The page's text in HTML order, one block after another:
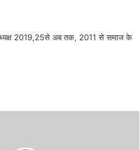
2019,25से अब तक, 2011 से समाज के